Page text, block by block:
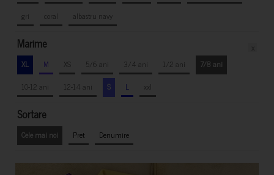
gri
coral albastru navy
Marime
XL M XS 5/6 ani 3/4 ani 1/2 ani
7/8 ani
10-12 ani
12-14 ani S L xxl
Sortare
Cele mai noi Pret Denumire